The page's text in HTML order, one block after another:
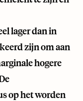
lager dan in
zijn om aan
hogere
op het worden